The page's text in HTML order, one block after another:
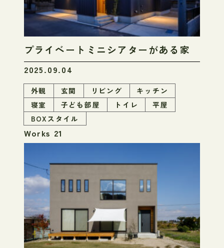
2025.09.04
プライベートミニシアターがある家
外観 玄関 リビング
キッチン
寝室
子ども部屋 トイレ
平屋
BOXスタイル
Works 21